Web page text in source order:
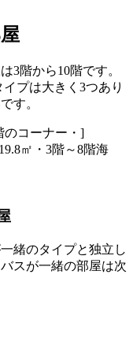
3階から10階です。
プは大きく3つあり
す。
のコーナー・]
㎡・3階～8階海
緒のタイプと独立し
スが一緒の部屋は次